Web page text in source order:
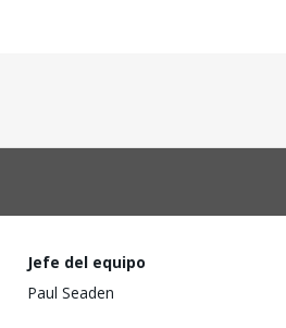
Jefe del equipo
Paul Seaden